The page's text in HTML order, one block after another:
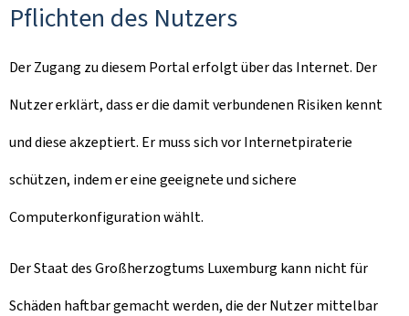
Pflichten des Nutzers
Der Zugang zu diesem Portal erfolgt über das Internet. Der
Nutzer erklärt, dass er die damit verbundenen Risiken kennt
und diese akzeptiert. Er muss sich vor Internetpiraterie
schützen, indem er eine geeignete und sichere
Computerkonfiguration wählt.
Der Staat des Großherzogtums Luxemburg kann nicht für
Schäden haftbar gemacht werden, die der Nutzer mittelbar